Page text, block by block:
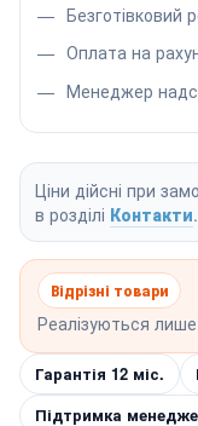
Безготівковий
Оплата на
Менеджер
Ціни дійсні при
в розділі Контакти.
Відрізні товари
Реалізуються лише
Гарантія 12 міс.
Підтримка